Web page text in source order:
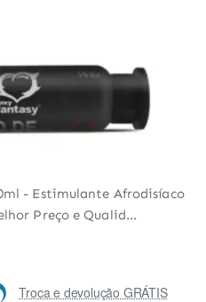
Mais vendidos
- Estimulante Afrodisíaco
Preço e Qualid...
Troca e devolução GRÁTIS